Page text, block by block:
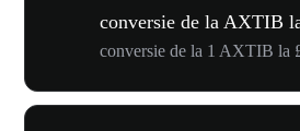
conversie de la AXTIB
conversie de la 1 AXTIB la